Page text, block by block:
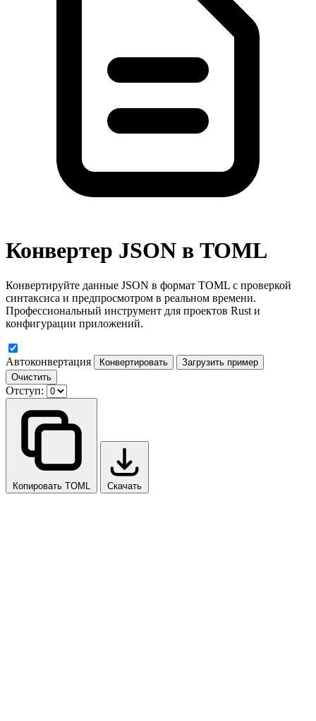
Конвертер JSON в TOML
Конвертируйте данные JSON в формат TOML с проверкой
синтаксиса и предпросмотром в реальном времени.
Профессиональный инструмент для проектов Rust и
конфигурации приложений.
Автоконвертация Конвертировать
Загрузить пример
Очистить
Отступ:
Копировать TOML Скачать